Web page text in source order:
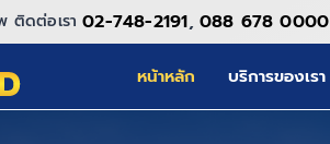
ติดต่อเรา 02-748-2191, 088 678 0000
หน้าหลัก บริการของเรา